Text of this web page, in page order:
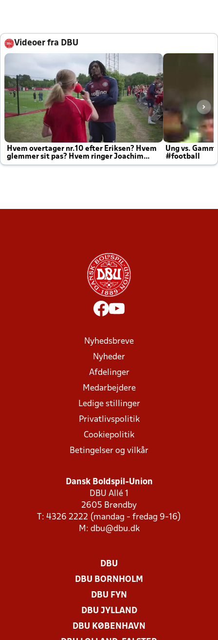
Videoer fra DBU
Hvem overtager nr.10 efter Eriksen? Hvem
glemmer sit pas? Hvem ringer Joachim
altid til efter kampe?
Ung vs.
#football
Nyhedsbreve
Nyheder
Afdelinger
Medarbejdere
Ledige stillinger
Privatlivspolitik
Cookiepolitik
Betingelser og vilkår
Dansk Boldspil-Union
DBU Allé 1
2605 Brøndby
T: 4326 2222 (mandag - fredag 9-16)
M: dbu@dbu.dk
DBU
DBU BORNHOLM
DBU FYN
DBU JYLLAND
DBU KØBENHAVN